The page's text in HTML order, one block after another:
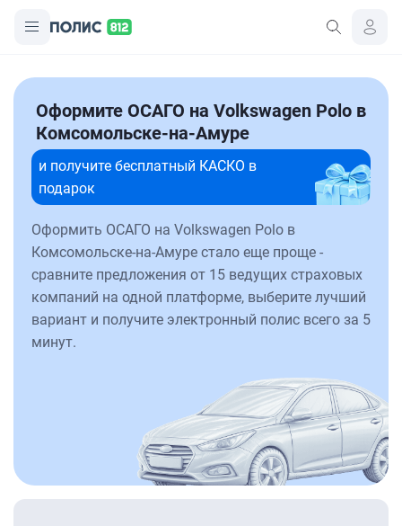
Оформите ОСАГО на Volkswagen Polo в
Комсомольске-на-Амуре
и получите бесплатный КАСКО в
подарок
Оформить ОСАГО на Volkswagen Polo в
Комсомольске-на-Амуре стало еще проще -
сравните предложения от 15 ведущих страховых
компаний на одной платформе, выберите лучший
вариант и получите электронный полис всего за 5
минут.